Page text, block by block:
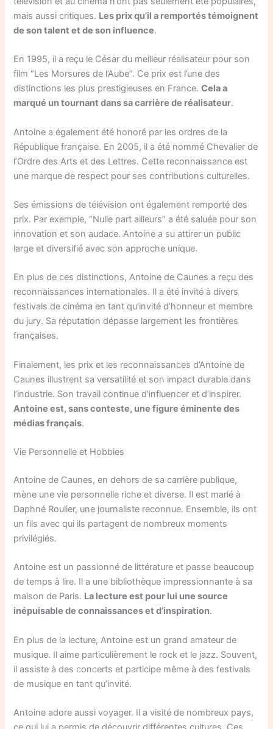
mais aussi critiques. Les prix qu’il a remportés témoignent
de son talent et de son influence.
En 1995, il a reçu le César du meilleur réalisateur pour son
film “Les Morsures de l’Aube”. Ce prix est l’une des
distinctions les plus prestigieuses en France.Cela a
marqué un tournant dans sa carrière de réalisateur.
Antoine a également été honoré par les ordres de la
République française. En 2005, il a été nommé Chevalier de
l’Ordre des Arts et des Lettres. Cette reconnaissance est
une marque de respect pour ses contributions culturelles.
Ses émissions de télévision ont également remporté des
prix. Par exemple, “Nulle part ailleurs” a été saluée pour son
innovation et son audace. Antoine a su attirer un public
large et diversifié avec son approche unique.
En plus de ces distinctions, Antoine de Caunes a reçu des
reconnaissances internationales. Il a été invité à divers
festivals de cinéma en tant qu’invité d’honneur et membre
du jury. Sa réputation dépasse largement les frontières
françaises.
Finalement, les prix et les reconnaissances d’Antoine de
Caunes illustrent sa versatilité et son impact durable dans
l’industrie. Son travail continue d’influencer et d’inspirer.
Antoine est, sans conteste, une figure éminente des
médias français.
Vie Personnelle et Hobbies
Antoine de Caunes, en dehors de sa carrière publique,
mène une vie personnelle riche et diverse. Il est marié à
Daphné Roulier, une journaliste reconnue. Ensemble, ils ont
un fils avec qui ils partagent de nombreux moments
privilégiés.
Antoine est un passionné de littérature et passe beaucoup
de temps à lire. Il a une bibliothèque impressionnante à sa
maison de Paris. La lecture est pour lui une source
inépuisable de connaissances et d’inspiration.
En plus de la lecture, Antoine est un grand amateur de
musique. Il aime particulièrement le rock et le jazz. Souvent,
il assiste à des concerts et participe même à des festivals
de musique en tant qu’invité.
Antoine adore aussi voyager. Il a visité de nombreux pays,